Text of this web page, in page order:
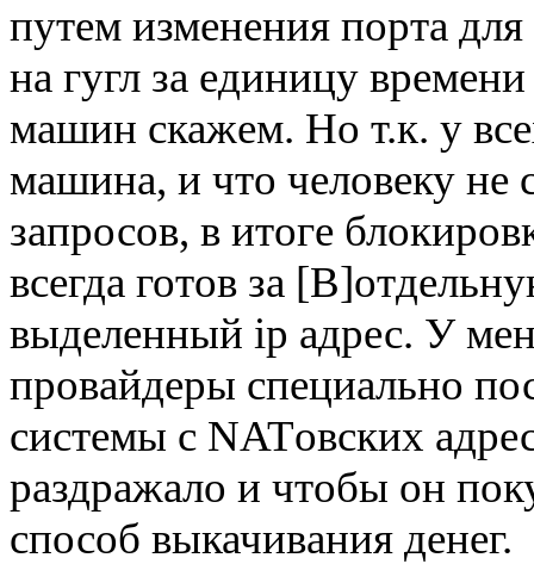
путем изменения порта
на гугл за единицу
машин скажем. Но т.к. у
машина, и что человеку не
запросов, в итоге
всегда готов за
выделенный ip адрес. У
провайдеры специально
системы с NATовских
раздражало и чтобы он
способ выкачивания денег.